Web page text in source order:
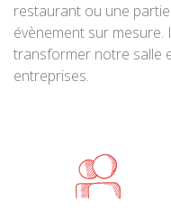
restaurant ou une
évènement sur mesure.
transformer notre salle
entreprises.